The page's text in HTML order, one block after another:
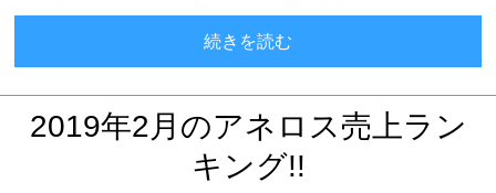
続きを読む
2019年2月のアネロス売上ラン
キング!!